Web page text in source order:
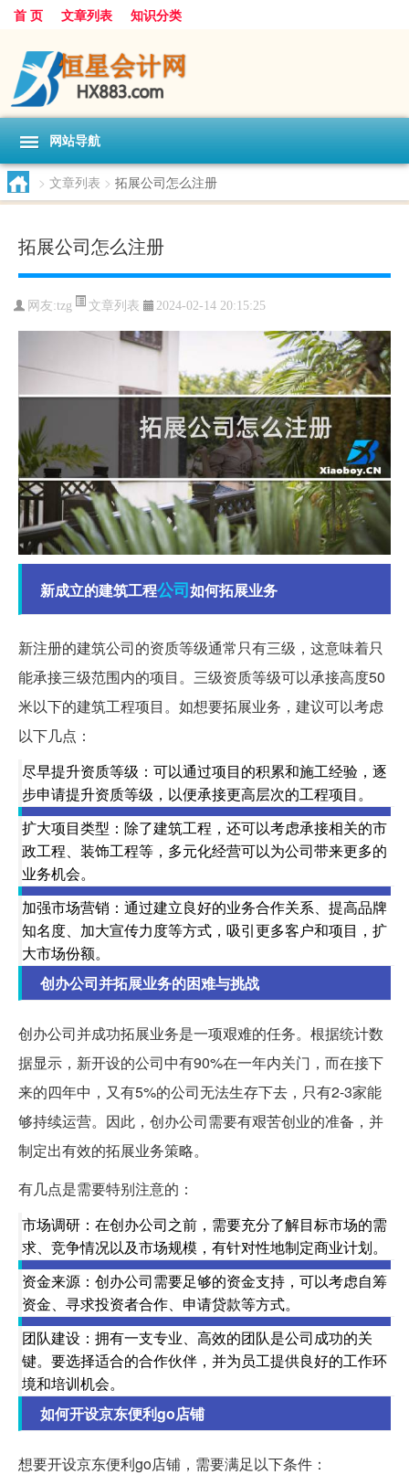
首 页 文章列表 知识分类
网站导航
> 文章列表 > 拓展公司怎么注册
拓展公司怎么注册
网友:tzg 文章列表 2024-02-14 20:15:25
新成立的建筑工程公司如何拓展业务
新注册的建筑公司的资质等级通常只有三级，这意味着只
能承接三级范围内的项目。三级资质等级可以承接高度50
米以下的建筑工程项目。如想要拓展业务，建议可以考虑
以下几点：
尽早提升资质等级：可以通过项目的积累和施工经验，逐
步申请提升资质等级，以便承接更高层次的工程项目。
扩大项目类型：除了建筑工程，还可以考虑承接相关的市
政工程、装饰工程等，多元化经营可以为公司带来更多的
业务机会。
加强市场营销：通过建立良好的业务合作关系、提高品牌
知名度、加大宣传力度等方式，吸引更多客户和项目，扩
大市场份额。
创办公司并拓展业务的困难与挑战
创办公司并成功拓展业务是一项艰难的任务。根据统计数
据显示，新开设的公司中有90%在一年内关门，而在接下
来的四年中，又有5%的公司无法生存下去，只有2-3家能
够持续运营。因此，创办公司需要有艰苦创业的准备，并
制定出有效的拓展业务策略。
有几点是需要特别注意的：
市场调研：在创办公司之前，需要充分了解目标市场的需
求、竞争情况以及市场规模，有针对性地制定商业计划。
资金来源：创办公司需要足够的资金支持，可以考虑自筹
资金、寻求投资者合作、申请贷款等方式。
团队建设：拥有一支专业、高效的团队是公司成功的关
键。要选择适合的合作伙伴，并为员工提供良好的工作环
境和培训机会。
如何开设京东便利go店铺
想要开设京东便利go店铺，需要满足以下条件：